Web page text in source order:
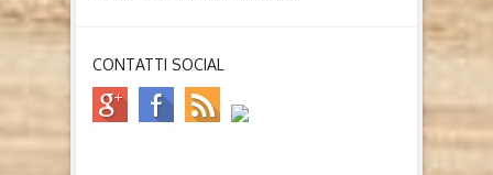
CONTATTI SOCIAL